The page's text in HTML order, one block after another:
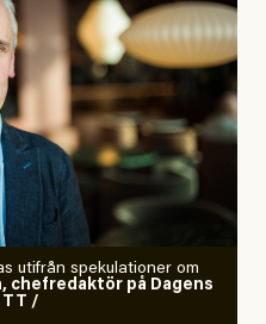
utifrån spekulationer om
chefredaktör på Dagens
TT /